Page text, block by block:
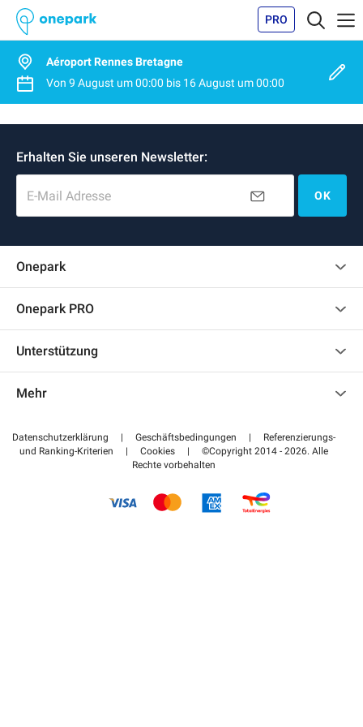
PRO
Aéroport Rennes Bretagne
Von 9 August um00:00 bis 16 August um00:00
Erhalten Sie unseren Newsletter:
E-Mail Adresse OK
Onepark
Onepark PRO
Werden Sie unser Partner
Auf meinen Partnerbereich zugreifen
Unterstützung
Bezahlen Sie Ihren Parkplatz FLOW
Mehr
Datenschutzerklärung | Geschäftsbedingungen |
Referenzierungs-
und Ranking-Kriterien
| Cookies |
©Copyright 2014 - 2026. Alle
Rechte vorbehalten